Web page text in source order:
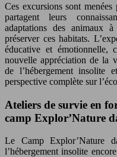
Ces excursions sont
partagent leurs
adaptations des animaux
préserver ces habitats.
éducative et émotionnelle,
nouvelle appréciation de la
de l’hébergement insolite
perspective complète sur
Ateliers de survie en
camp Explor’Nature
Le Camp Explor’Nature
l’hébergement insolite